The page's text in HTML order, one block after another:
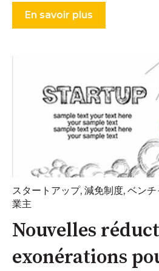
En savoir plus
スタートアップ, 減免制度, ベンチ
業主
Nouvelles
exonérations